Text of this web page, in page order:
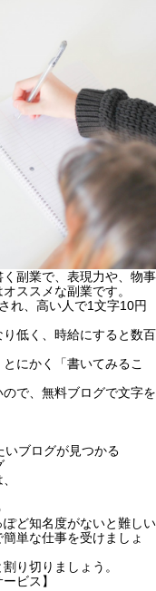
副業で、表現力や、物事
ススメな副業です。
れ、高い人で1文字10円
低く、時給にすると数百
にかく「書いてみるこ
で、無料ブログで文字を
ブログが見つかる
ど知名度がないと難しい
単な仕事を受けましょ
り切りましょう。
ビス】